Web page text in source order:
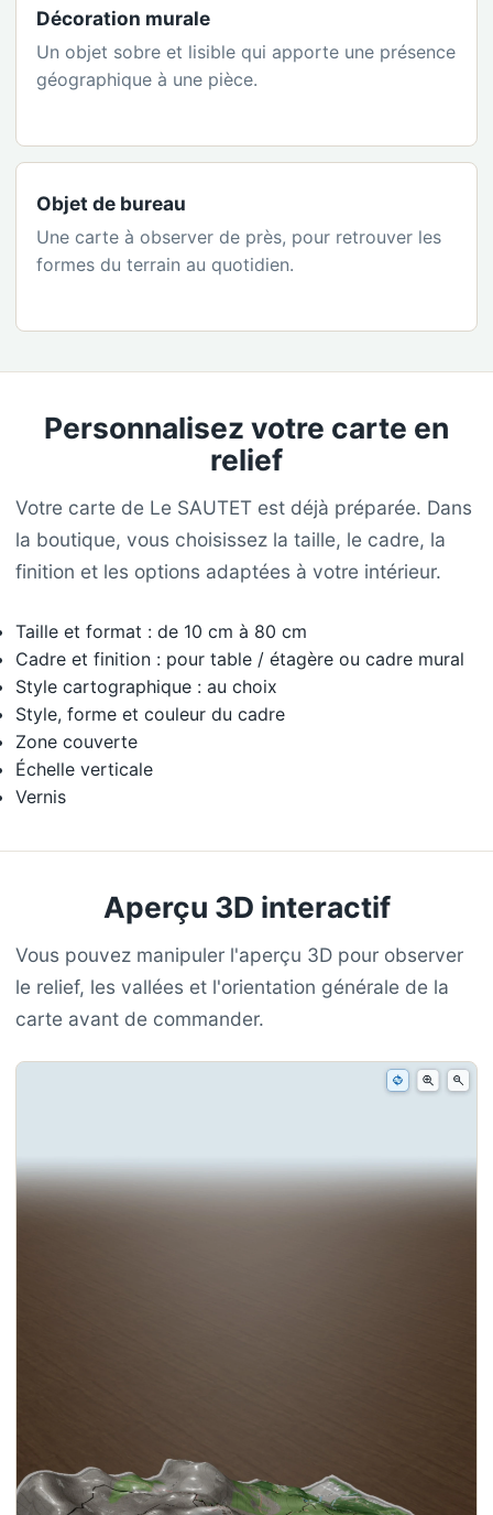
Décoration murale
Un objet sobre et lisible qui apporte une présence
géographique à une pièce.
Objet de bureau
Une carte à observer de près, pour retrouver les
formes du terrain au quotidien.
Personnalisez votre carte en
relief
Votre carte de Le SAUTET est déjà préparée. Dans
la boutique, vous choisissez la taille, le cadre, la
finition et les options adaptées à votre intérieur.
Taille et format : de 10 cm à 80 cm
Cadre et finition : pour table / étagère ou cadre mural
Style cartographique : au choix
Style, forme et couleur du cadre
Zone couverte
Échelle verticale
Vernis
Aperçu 3D interactif
Vous pouvez manipuler l'aperçu 3D pour observer
le relief, les vallées et l'orientation générale de la
carte avant de commander.